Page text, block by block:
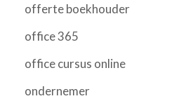
offerte boekhouder
office 365
office cursus online
ondernemer